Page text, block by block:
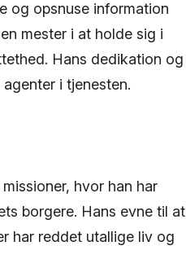
og opsnuse information
mester i at holde sig i
Hans dedikation og
i tjenesten.
hvor han har
borgere. Hans evne til at
har reddet utallige liv og